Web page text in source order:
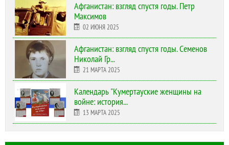
Афганистан: взгляд спустя годы. Петр
Максимов
02 ИЮНЯ 2025
Афганистан: взгляд спустя годы. Семенов
Николай Гр...
21 МАРТА 2025
Календарь "Кумертауские женщины на
войне: история...
13 МАРТА 2025